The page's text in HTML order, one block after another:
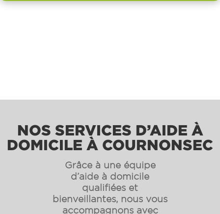
NOS SERVICES D’AIDE À
DOMICILE À COURNONSEC
Grâce à une équipe
d’aide à domicile
qualifiées et
bienveillantes, nous vous
accompagnons avec